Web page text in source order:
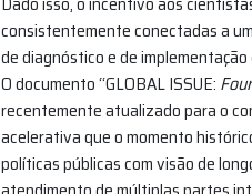
consistentemente conectadas a
de diagnóstico e de
O documento “GLOBAL ISSUE:
recentemente atualizado para o
acelerativa que o momento
políticas públicas com visão de